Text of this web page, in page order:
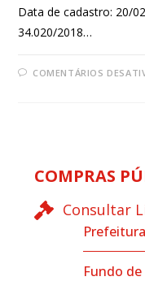
Data de cadastro: 20/
34.020/2018…
COMENTÁRIOS
COMPRAS
Consultar
Prefeitura
Fundo de